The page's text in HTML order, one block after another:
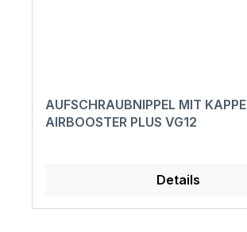
AUFSCHRAUBNIPPEL MIT KAPPE
AIRBOOSTER PLUS VG12
Details